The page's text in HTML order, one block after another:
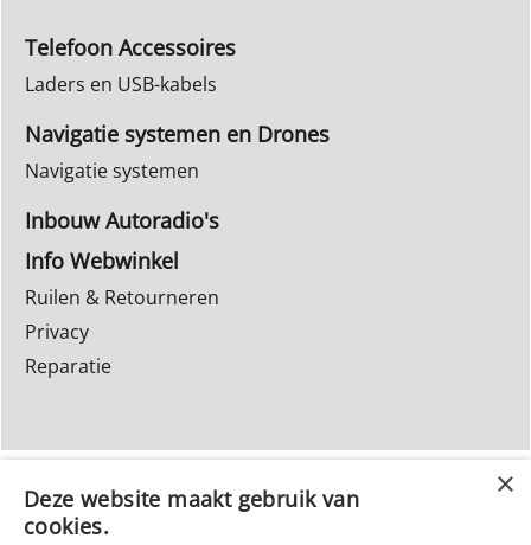
Telefoon Accessoires
Laders en USB-kabels
Navigatie systemen en Drones
Navigatie systemen
Inbouw Autoradio's
Info Webwinkel
Ruilen & Retourneren
Privacy
Reparatie
Deze website maakt gebruik van
cookies.